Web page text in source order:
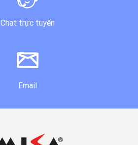
Chat trực tuyến
Email